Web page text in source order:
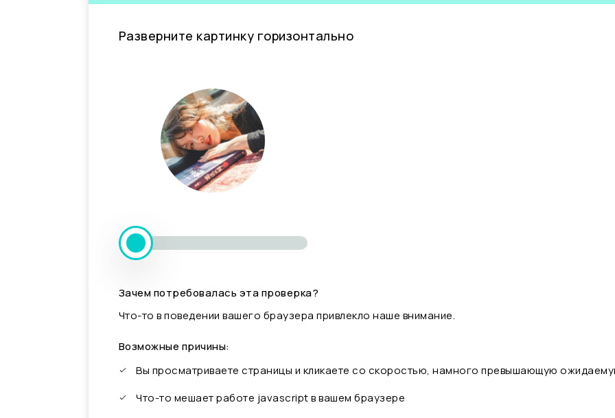
Разверните картинку горизонтально
Зачем потребовалась эта проверка?
Что-то в поведении вашего браузера привлекло наше внимание.
Возможные причины:
Вы просматриваете страницы и кликаете со скоростью, намного превышающую
Что-то мешает работе javascript в вашем браузере